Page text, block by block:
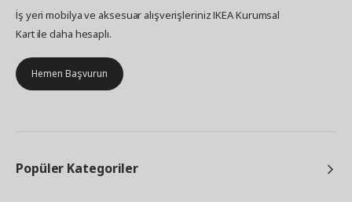
İş yeri mobilya ve aksesuar alışverişleriniz IKEA Kurumsal
Kart ile daha hesaplı.
Hemen Başvurun
Popüler Kategoriler